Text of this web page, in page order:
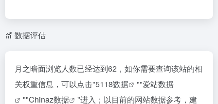
数据评估
月之暗面浏览人数已经达到62，如你需要查询该站的相
关权重信息，可以点击"5118数据 ""爱站数据
""Chinaz数据
"进入；以目前的网站数据参考，建